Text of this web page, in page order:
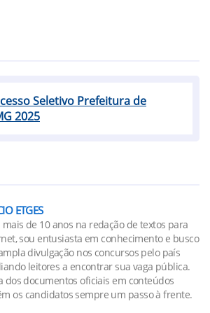
Seletivo Prefeitura de
2025
ETGES
mais de 10 anos na redação de textos para
sou entusiasta em conhecimento e busco
divulgação nos concursos pelo país
leitores a encontrar sua vaga pública.
dos documentos oficiais em conteúdos
os candidatos sempre um passo à frente.